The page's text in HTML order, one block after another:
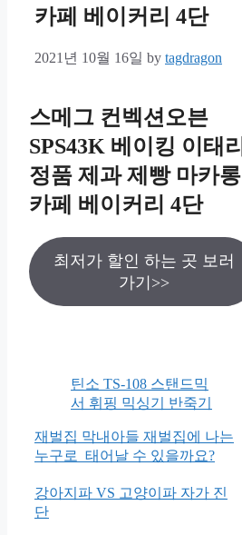
카페 베이커리 4단
2021년 10월 16일 by tagdragon
스메그 컨벡션오븐
SPS43K 베이킹 이태리
정품 제과 제빵 마카롱
카페 베이커리 4단
최저가 할인 하는 곳 보러
가기>>
틴소 TS-108 스탠드믹
서 휘핑 믹싱기 반죽기
재벌집 막내아들 재벌집에 나는
누구로 태어날 수 있을까요?
강아지파 VS 고양이파 자가 진
단